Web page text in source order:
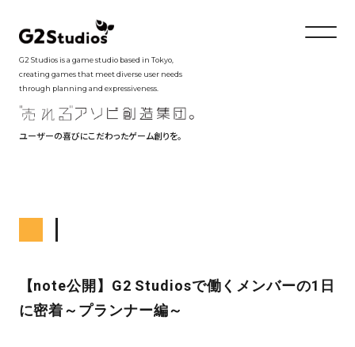
G2 Studios is a game studio based in Tokyo,
creating games that meet diverse user needs
through planning and expressiveness.
ユーザーの喜びにこだわったゲーム創りを。
【note公開】G2 Studiosで働くメンバーの1日
に密着～プランナー編～